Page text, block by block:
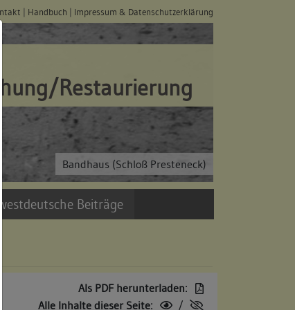
| Handbuch | Impressum & Datenschutzerklärung
Bandhaus (Schloß Presteneck)
Restaurierung
Beiträge
Als PDF herunterladen:
Alle Inhalte dieser Seite:
/